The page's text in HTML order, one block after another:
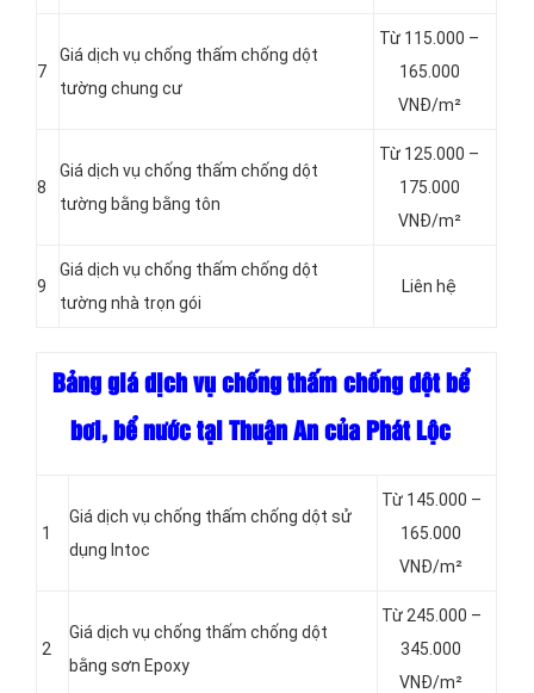
7
Giá dịch vụ chống thấm chống dột
tường chung cư
Từ 115.000 –
165.000
VNĐ/m²
8
Giá dịch vụ chống thấm chống dột
tường bằng bằng tôn
Từ 125.000 –
175.000
VNĐ/m²
9
Giá dịch vụ chống thấm chống dột
tường nhà trọn gói
Liên hệ
Bảng giá dịch vụ chống thấm chống dột bể
bơi, bể nước tại Thuận An của Phát Lộc
1
Giá dịch vụ chống thấm chống dột sử
dụng Intoc
Từ 145.000 –
165.000
VNĐ/m²
2
Giá dịch vụ chống thấm chống dột
bằng sơn Epoxy
Từ 245.000 –
345.000
VNĐ/m²